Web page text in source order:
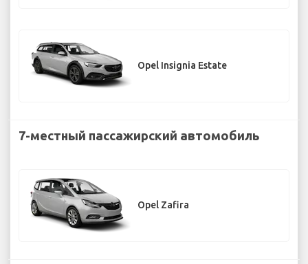
Opel Insignia Estate
7-местный пассажирский автомобиль
Opel Zafira